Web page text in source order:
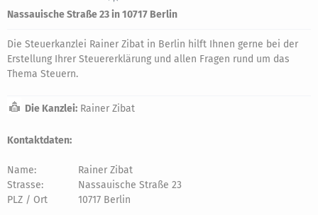
Nassauische Straße 23 in 10717 Berlin
Die Steuerkanzlei Rainer Zibat in Berlin hilft Ihnen gerne bei der
Erstellung Ihrer Steuererklärung und allen Fragen rund um das
Thema Steuern.
Die Kanzlei: Rainer Zibat
Kontaktdaten:
Name:
Rainer Zibat
Strasse:
Nassauische Straße 23
PLZ / Ort
10717 Berlin